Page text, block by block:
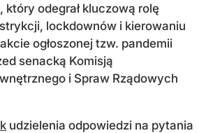
który odegrał kluczową rolę
lockdownów i kierowaniu
ogłoszonej tzw. pandemii
senacką Komisją
i Spraw Rządowych
udzielenia odpowiedzi na pytania